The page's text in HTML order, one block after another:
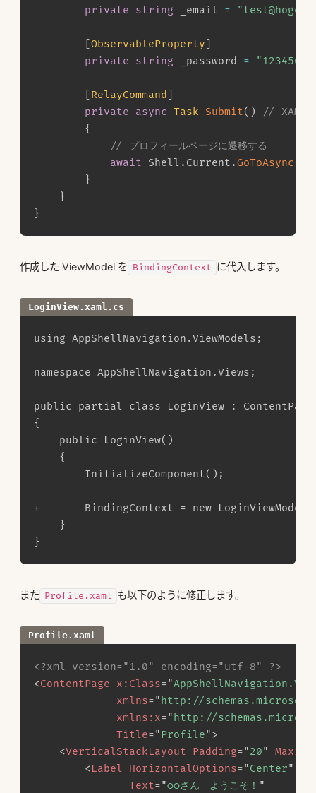
private
string _email =
ObservableProperty
private
string _password =
RelayCommand
private
async Task Submit( )
// XAML
{
// プロフィールページに遷移する
await Shell . Current .GoToAsync(
}
}
}
作成した ViewModel を BindingContext に代入します。
LoginView.xaml.cs
using AppShellNavigation.ViewModels;
namespace AppShellNavigation.Views;
public partial class LoginView : ContentPage
{
+	    BindingContext = new LoginViewModel();
また Profile.xaml も以下のように修正します。
Profile.xaml
<?xml version="1.0" encoding="utf-8" ?>
<ContentPage x: Class="
xmlns=" http://
xmlns: x=" http://
Title="Profile">
<VerticalStackLayout Padding="20"
<Label HorizontalOptions="Center"
Text="◯◯さん　ようこそ！ "